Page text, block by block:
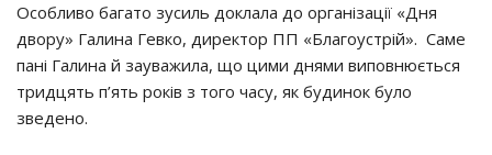
Особливо багато зусиль доклала до організації «Дня
двору» Галина Гевко, директор ПП «Благоустрій». Саме
пані Галина й зауважила, що цими днями виповнюється
тридцять п’ять років з того часу, як будинок було
зведено.